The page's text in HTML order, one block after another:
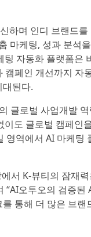
하며 인디 브랜드
마케팅, 성과 분석
자동화 플랫폼은
페인 개선까지 자
된다.
글로벌 사업개발
도 글로벌 캠페인
영역에서 AI 마케
서 K-뷰티의 잠재
오투오의 검증된
통해 더 많은 브